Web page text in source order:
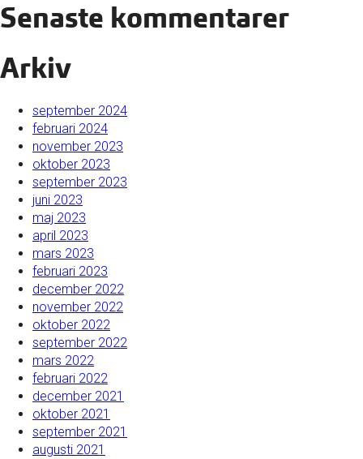
Senaste kommentarer
Arkiv
september 2024
februari 2024
november 2023
oktober 2023
september 2023
juni 2023
maj 2023
april 2023
mars 2023
februari 2023
december 2022
november 2022
oktober 2022
september 2022
mars 2022
februari 2022
december 2021
oktober 2021
september 2021
augusti 2021